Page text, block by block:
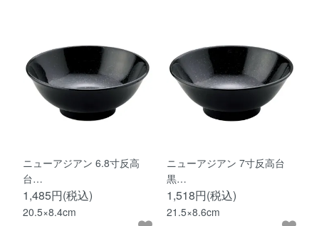
ニューアジアン 6.8寸反高
台…
1,485円(税込)
20.5×8.4cm
ニューアジアン 7寸反高台
黒…
1,518円(税込)
21.5×8.6cm